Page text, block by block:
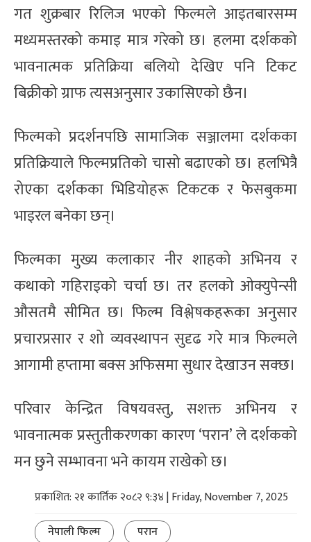
गत शुक्रबार रिलिज भएको फिल्मले आइतबारसम्म
मध्यमस्तरको कमाइ मात्र गरेको छ। हलमा दर्शकको
भावनात्मक प्रतिक्रिया बलियो देखिए पनि टिकट
बिक्रीको ग्राफ त्यसअनुसार उकासिएको छैन।
फिल्मको प्रदर्शनपछि सामाजिक सञ्जालमा दर्शकका
प्रतिक्रियाले फिल्मप्रतिको चासो बढाएको छ। हलभित्रै
रोएका दर्शकका भिडियोहरू टिकटक र फेसबुकमा
भाइरल बनेका छन्।
फिल्मका मुख्य कलाकार नीर शाहको अभिनय र
कथाको गहिराइको चर्चा छ। तर हलको ओक्युपेन्सी
औसतमै सीमित छ। फिल्म विश्लेषकहरूका अनुसार
प्रचारप्रसार र शो व्यवस्थापन सुदृढ गरे मात्र फिल्मले
आगामी हप्तामा बक्स अफिसमा सुधार देखाउन सक्छ।
परिवार केन्द्रित विषयवस्तु, सशक्त अभिनय र
भावनात्मक प्रस्तुतीकरणका कारण ‘परान’ ले दर्शकको
मन छुने सम्भावना भने कायम राखेको छ।
प्रकाशित: २१ कार्तिक २०८२ ९:३४ | Friday, November 7, 2025
नेपाली फिल्म
परान